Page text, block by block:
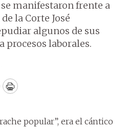
manifestaron frente a
la Corte José
algunos de sus
procesos laborales.
Print
popular”, era el cántico